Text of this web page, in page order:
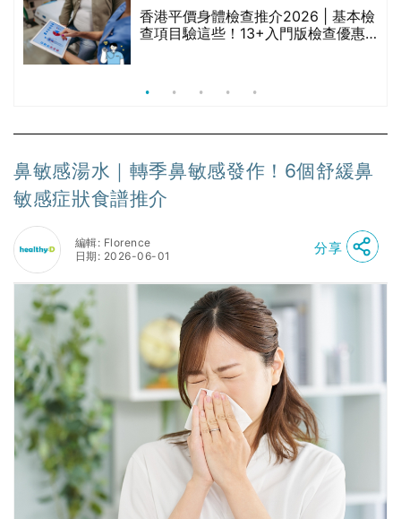
香港平價身體檢查推介2026 | 基本檢
查項目驗這些！13+入門版檢查優惠
鼻敏感湯水｜轉季鼻敏感發作！6個舒緩鼻
敏感症狀食譜推介
編輯: Florence
日期: 2026-06-01
分享